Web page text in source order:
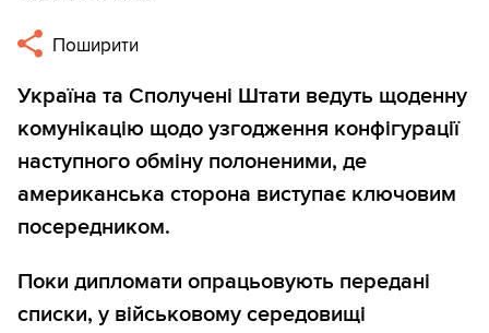
Поширити
Україна та Сполучені Штати ведуть щоденну
комунікацію щодо узгодження конфігурації
наступного обміну полоненими, де
американська сторона виступає ключовим
посередником.
Поки дипломати опрацьовують передані
списки, у військовому середовищі